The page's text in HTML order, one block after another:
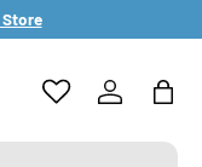
Store
Einloggen